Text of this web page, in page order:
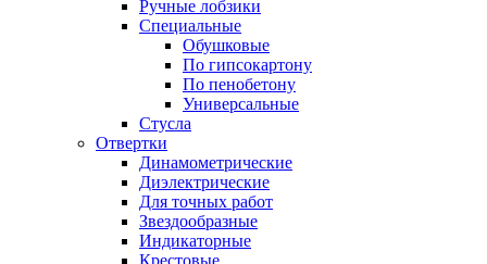
Ручные лобзики
Специальные
Обушковые
По гипсокартону
По пенобетону
Универсальные
Стусла
Отвертки
Динамометрические
Диэлектрические
Для точных работ
Звездообразные
Индикаторные
Крестовые